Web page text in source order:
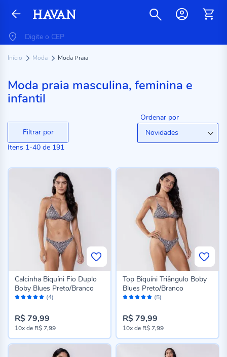
Início Moda Moda Praia
Moda praia masculina, feminina e
infantil
Itens 1-40 de 191
Filtrar por
Ordenar por
Avaliação: (4)
Calcinha Biquíni Fio Duplo
Boby Blues Preto/Branco
R$ 79,99
10xde R$ 7,99
Avaliação: (5)
Top Biquíni Triângulo Boby
Blues Preto/Branco
R$ 79,99
10xde R$ 7,99